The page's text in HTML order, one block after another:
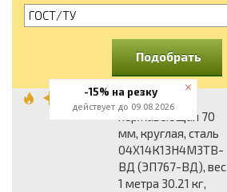
ГОСТ/ТУ
Подобрать
Поковка
нержавеющая 70
мм, круглая, сталь
04Х14К13Н4М3ТВ-
ВД (ЭП767-ВД), вес
1 метра 30.21 кг,
-15% на резку
действует до 09.08.2026